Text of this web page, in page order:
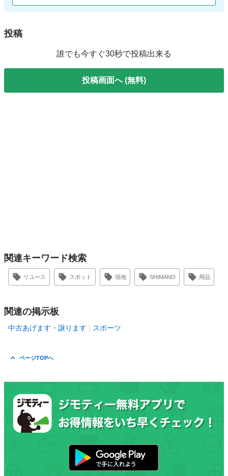
投稿
誰でも今すぐ30秒で投稿出来る
投稿画面へ (無料)
関連キーワード検索
リユース スポット 現地 SHIMANO 用品
関連の掲示板
中古あげます・譲ります スポーツ
ページTOPへ